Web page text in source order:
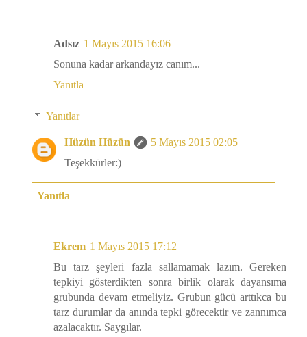
Adsız 1 Mayıs 2015 16:06
Sonuna kadar arkandayız canım...
Yanıtla
Yanıtlar
Hüzün Hüzün
5 Mayıs 2015 02:05
Teşekkürler:)
Yanıtla
Ekrem 1 Mayıs 2015 17:12
Bu tarz şeyleri fazla sallamamak lazım. Gereken
tepkiyi gösterdikten sonra birlik olarak dayansıma
grubunda devam etmeliyiz. Grubun gücü arttıkca bu
tarz durumlar da anında tepki görecektir ve zannımca
azalacaktır. Saygılar.